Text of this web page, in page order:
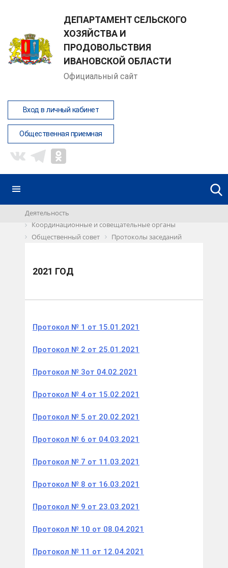
ДЕПАРТАМЕНТ СЕЛЬСКОГО
ХОЗЯЙСТВА И
ПРОДОВОЛЬСТВИЯ
ИВАНОВСКОЙ ОБЛАСТИ
Официальный сайт
Вход в личный кабинет
Общественная приемная
Деятельность
Координационные и совещательные органы
Общественный совет
Протоколы заседаний
2021 ГОД
Протокол № 1 от 15.01.2021
Протокол № 2 от 25.01.2021
Протокол № 3от 04.02.2021
Протокол № 4 от 15.02.2021
Протокол № 5 от 20.02.2021
Протокол № 6 от 04.03.2021
Протокол № 7 от 11.03.2021
Протокол № 8 от 16.03.2021
Протокол № 9 от 23.03.2021
Протокол № 10 от 08.04.2021
Протокол № 11 от 12.04.2021